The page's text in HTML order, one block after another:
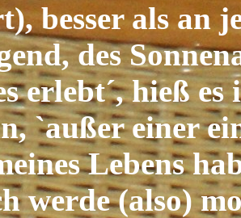
besser als an
des
erlebt´, hieß
`außer einer
Lebens
werde (also)